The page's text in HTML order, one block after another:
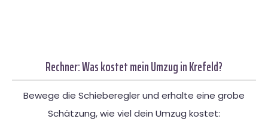
Rechner: Was kostet mein Umzug in Krefeld?
Bewege die Schieberegler und erhalte eine grobe
Schätzung, wie viel dein Umzug kostet: